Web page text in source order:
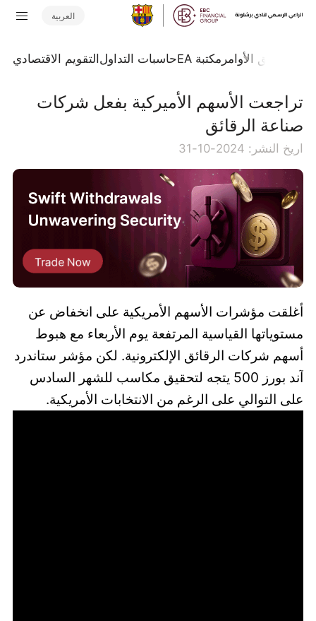
العربية
تدفق الأوامر مكتبة EA حاسبات التداولالتقويم الاقتصادي
تراجعت الأسهم الأميركية بفعل شركات
صناعة الرقائق
اريخ النشر: 2024-10-31
أغلقت مؤشرات الأسهم الأمريكية على انخفاض عن
مستوياتها القياسية المرتفعة يوم الأربعاء مع هبوط
أسهم شركات الرقائق الإلكترونية. لكن مؤشر ستاندرد
آند بورز 500 يتجه لتحقيق مكاسب للشهر السادس
على التوالي على الرغم من الانتخابات الأمريكية.